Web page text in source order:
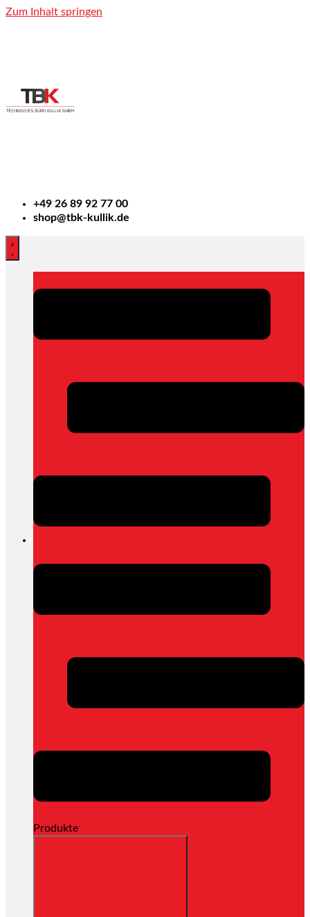
Zum Inhalt springen
+49 26 89 92 77 00
shop@tbk-kullik.de
Produkte